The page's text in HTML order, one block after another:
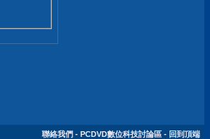
聯絡我們 - PCDVD數位科技討論區 - 回到頂端